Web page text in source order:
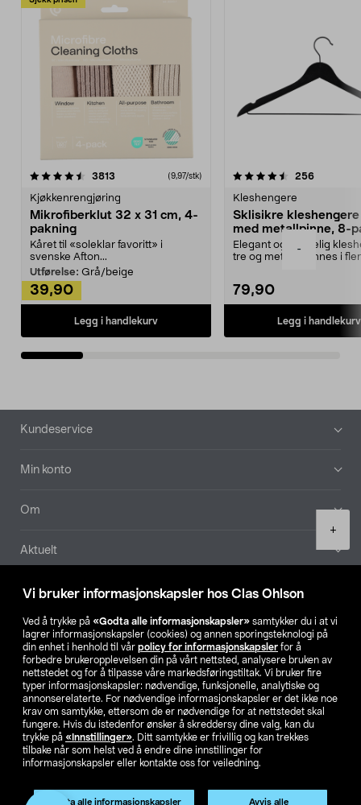
Vi bruker informasjonskapsler hos Clas Ohlson
Ved å trykke på «Godta alle informasjonskapsler» samtykker du i at vi
lagrer informasjonskapsler (cookies) og annen sporingsteknologi på
din enhet i henhold til vår policy for informasjonskapsler for å
forbedre brukeropplevelsen din på vårt nettsted, analysere bruken av
nettstedet og for å tilpasse våre markedsføringstiltak. Vi bruker fire
typer informasjonskapsler: nødvendige, funksjonelle, analytiske og
annonserelaterte. For nødvendige informasjonskapsler er det ikke noe
krav om samtykke, ettersom de er nødvendige for at nettstedet skal
fungere. Hvis du istedenfor ønsker å skreddersy dine valg, kan du
trykke på «Innstillinger». Ditt samtykke er frivillig og kan trekkes
tilbake når som helst ved å endre dine innstillinger for
informasjonskapsler eller kontakte oss for veiledning.
Godta alle informasjonskapsler Avvis alle
-
+
3813 anmeldelser(9,97/stk)
Kjøkkenrengjøring
Mikrofiberklut 32 x 31 cm, 4-
pakning
Kåret til «soleklar favoritt» i
svenske Afton...
Utførelse: Grå/beige
39,90
Legg i handlekurv
4.5av 5 stjerner 256
Kleshengere
Sklisikre
med metallpinne, 8-
Elegant og skikkelig
tre og metall – finnes i
79,90
Legg i handlekurv
4.5av 5 stjerner
Bunntekst
Kundeservice
Min konto
Om
Aktuelt
Våre selskaper
Finn din butikk
SE NO FI
Endre til priser ekskl. moms